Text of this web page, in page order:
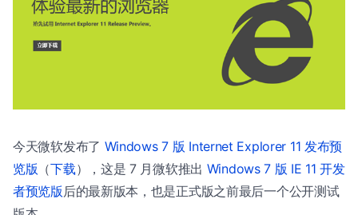
今天微软发布了 Windows 7 版 Internet Explorer 11 发布预
览版 （下载），这是 7 月微软推出 Windows 7 版 IE 11 开发
者预览版 后的最新版本，也是正式版之前最后一个公开测试